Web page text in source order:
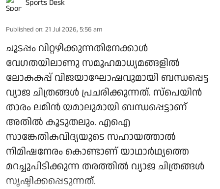
Sports Desk
Published on: 21 Jul 2026, 5:56 am
ചൂടപ്പം വിറ്റഴിക്കുന്നതിനേക്കാൾ
വേഗതയിലാണു സമൂഹമാധ്യമങ്ങളിൽ
ലോകകപ്പ് വിജയാഘോഷവുമായി ബന്ധപ്പെട്ട
വ്യാജ ചിത്രങ്ങൾ പ്രചരിക്കുന്നത്. സ്‌പെയിൻ
താരം ലമിൻ യമാലുമായി ബന്ധപ്പെട്ടാണ്
അതിൽ കൂടുതലും. എഐ
സാങ്കേതികവിദ്യയുടെ സഹായത്താൽ
നിമിഷനേരം കൊണ്ടാണ് യാഥാർഥ്യത്തെ
മറച്ചുപിടിക്കുന്ന തരത്തിൽ വ്യാജ ചിത്രങ്ങൾ
സൃഷ്ടിക്കപ്പെടുന്നത്.